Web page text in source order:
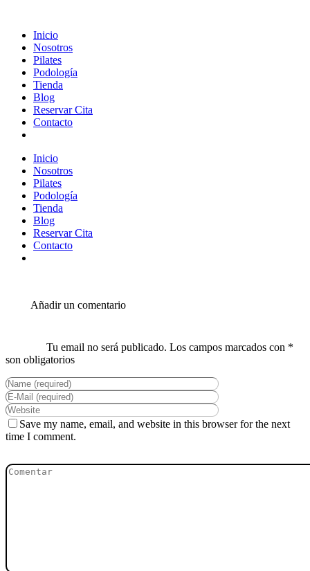
Inicio
Nosotros
Pilates
Podología
Tienda
Blog
Reservar Cita
Contacto
Inicio
Nosotros
Pilates
Podología
Tienda
Blog
Reservar Cita
Contacto
Save my name, email, and website in this browser for the next
time I comment.